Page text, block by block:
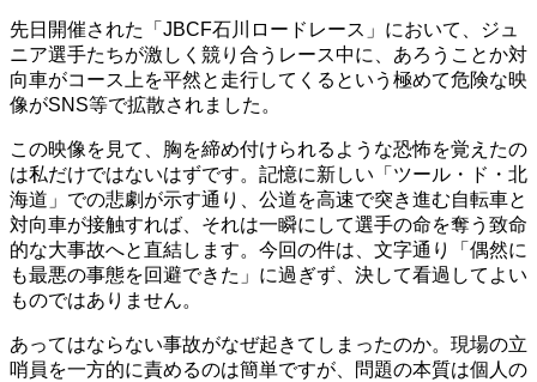
先日開催された「JBCF石川ロードレース」において、ジュ
ニア選手たちが激しく競り合うレース中に、あろうことか対
向車がコース上を平然と走行してくるという極めて危険な映
像がSNS等で拡散されました。
この映像を見て、胸を締め付けられるような恐怖を覚えたの
は私だけではないはずです。記憶に新しい「ツール・ド・北
海道」での悲劇が示す通り、公道を高速で突き進む自転車と
対向車が接触すれば、それは一瞬にして選手の命を奪う致命
的な大事故へと直結します。今回の件は、文字通り「偶然に
も最悪の事態を回避できた」に過ぎず、決して看過してよい
ものではありません。
あってはならない事故がなぜ起きてしまったのか。現場の立
哨員を一方的に責めるのは簡単ですが、問題の本質は個人の